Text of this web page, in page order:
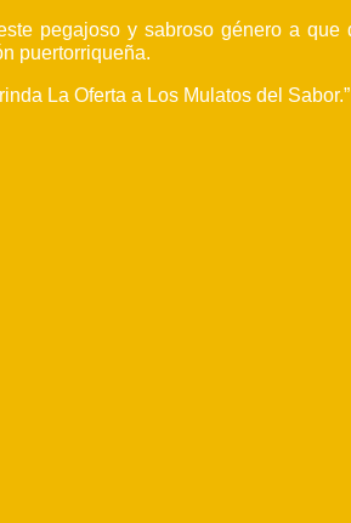
pegajoso y sabroso género a que
puertorriqueña.
La Oferta a Los Mulatos del Sabor.”